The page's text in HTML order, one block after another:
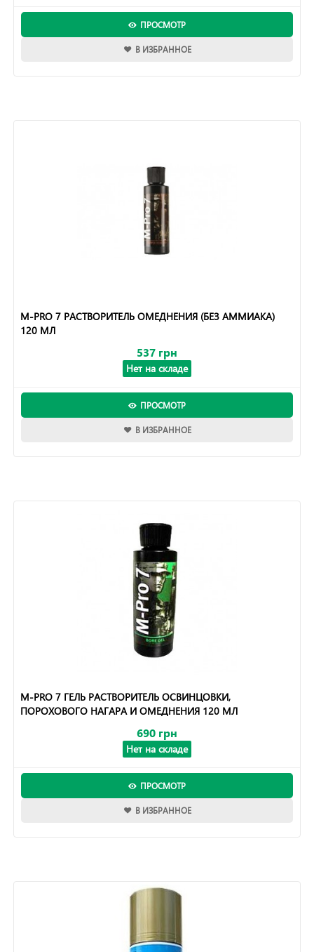
ПРОСМОТР
В ИЗБРАННОЕ
M-PRO 7 РАСТВОРИТЕЛЬ ОМЕДНЕНИЯ (БЕЗ АММИАКА)
120 МЛ
537 грн
Нет на складе
ПРОСМОТР
В ИЗБРАННОЕ
M-PRO 7 ГЕЛЬ РАСТВОРИТЕЛЬ ОСВИНЦОВКИ,
ПОРОХОВОГО НАГАРА И ОМЕДНЕНИЯ 120 МЛ
690 грн
Нет на складе
ПРОСМОТР
В ИЗБРАННОЕ